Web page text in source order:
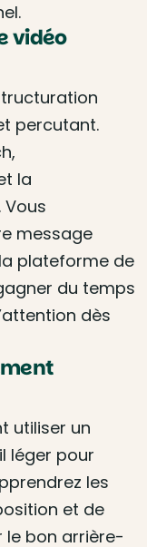
vidéo
percutant.
la
message
plateforme de
du temps
dès
utiliser un
léger pour
les
et de
le bon arrière-